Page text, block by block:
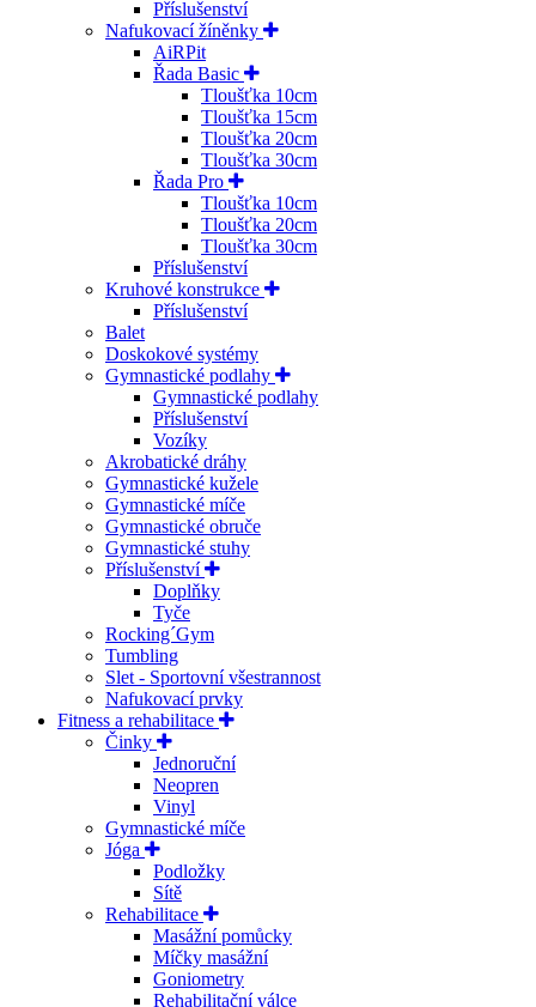
Příslušenství
Nafukovací žíněnky
AiRPit
Řada Basic
Tloušťka 10cm
Tloušťka 15cm
Tloušťka 20cm
Tloušťka 30cm
Řada Pro
Tloušťka 10cm
Tloušťka 20cm
Tloušťka 30cm
Příslušenství
Kruhové konstrukce
Příslušenství
Balet
Doskokové systémy
Gymnastické podlahy
Gymnastické podlahy
Příslušenství
Vozíky
Akrobatické dráhy
Gymnastické kužele
Gymnastické míče
Gymnastické obruče
Gymnastické stuhy
Příslušenství
Doplňky
Tyče
Rocking´Gym
Tumbling
Slet - Sportovní všestrannost
Nafukovací prvky
Fitness a rehabilitace
Činky
Jednoruční
Neopren
Vinyl
Gymnastické míče
Jóga
Podložky
Sítě
Rehabilitace
Masážní pomůcky
Míčky masážní
Goniometry
Rehabilitační válce